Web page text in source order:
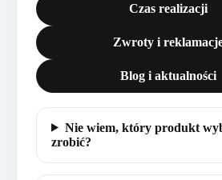
Czas realizacji
Zwroty i
Blog i aktualności
Nie wiem, który produkt
zrobić?